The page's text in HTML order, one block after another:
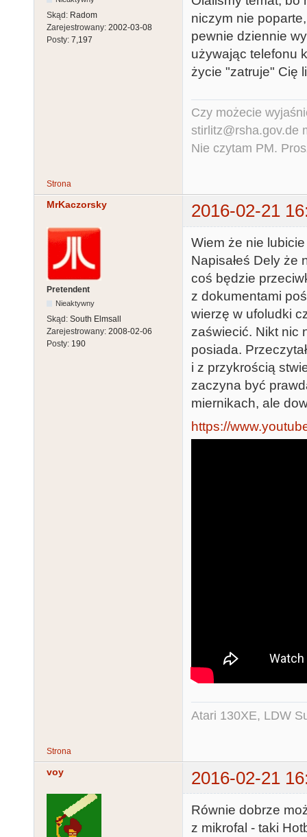
Skąd: Radom
Zarejestrowany: 2002-03-08
Posty: 7,197
niczym nie
pewnie dziennie
używając telefonu
życie "zatruje" Cię
Czy możecie
stirlitz@rsha.gov.de
Nie czytam PM.
Strona
MrKaczorsky 2016-02-21
Pretendent
Nieaktywny
Skąd: South Elmsall
Zarejestrowany: 2008-02-06
Posty: 190
Wiem że nie
Napisałeś Dely że
coś będzie
z dokumentami
wierzę w ufoludki
zaświecić. Nikt nic
posiada.
i z przykrością
zaczyna być
miernikach, ale
https://
Atari 130XE, LDW
Strona
voy 2016-02-21
Równie dobrze
z mikrofal - taki